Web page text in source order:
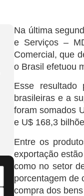
Na última
e Serviços –
Comercial, que
o Brasil efetuou
Esse resultado
brasileiras e a
foram somados
e U$ 168,3
Entre os
exportação
como no setor
porcentagem de
compra dos